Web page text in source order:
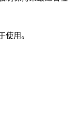
用。